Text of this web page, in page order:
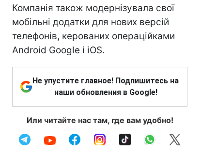
Компанія також модернізувала свої
мобільні додатки для нових версій
телефонів, керованих операційками
Android Google і iOS.
Не упустите главное! Подпишитесь на
наши обновления в Google!
Или читайте нас там, где вам удобно!